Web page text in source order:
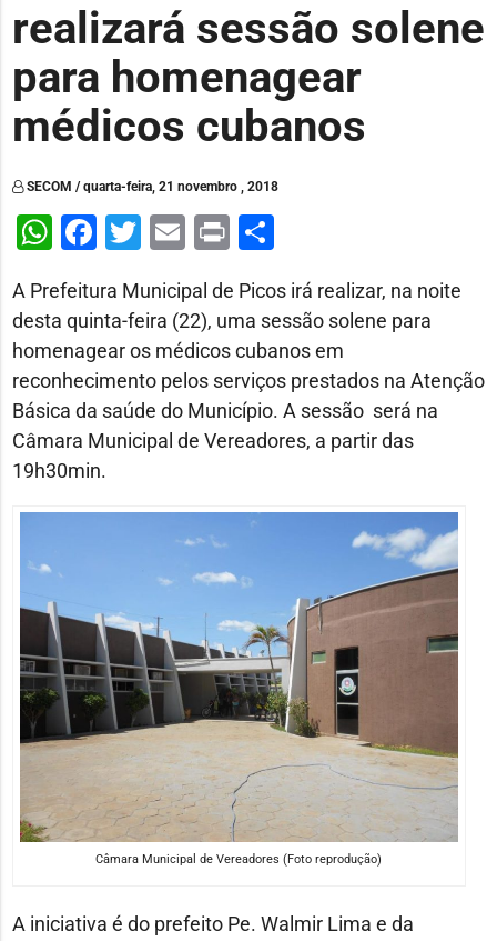
realizará sessão solene
para homenagear
médicos cubanos
SECOM / quarta-feira, 21 novembro , 2018
WhatsApp
Facebook
Twitter
Email
PrintShare
A Prefeitura Municipal de Picos irá realizar, na noite
desta quinta-feira (22), uma sessão solene para
homenagear os médicos cubanos em
reconhecimento pelos serviços prestados na Atenção
Básica da saúde do Município. A sessão será na
Câmara Municipal de Vereadores, a partir das
19h30min.
Câmara Municipal de Vereadores (Foto reprodução)
A iniciativa é do prefeito Pe. Walmir Lima e da